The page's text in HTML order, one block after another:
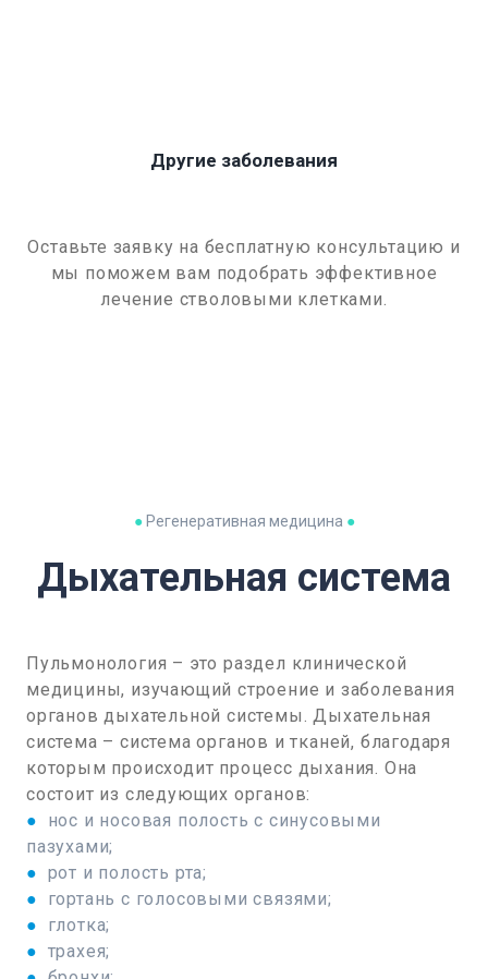
Другие заболевания
Оставьте заявку на бесплатную консультацию и
мы поможем вам подобрать эффективное
лечение стволовыми клетками.
●Регенеративная медицина ●
Дыхательная система
Пульмонология – это раздел клинической
медицины, изучающий строение и заболевания
органов дыхательной системы. Дыхательная
система – система органов и тканей, благодаря
которым происходит процесс дыхания. Она
состоит из следующих органов:
● нос и носовая полость с синусовыми
пазухами;
● рот и полость рта;
●
гортань с голосовыми связями;
●
глотка;
● трахея;